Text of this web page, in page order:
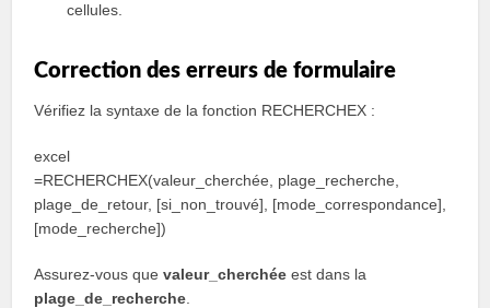
cellules.
Correction des erreurs de formulaire
Vérifiez la syntaxe de la fonction RECHERCHEX :
excel
=RECHERCHEX(valeur_cherchée, plage_recherche,
plage_de_retour, [si_non_trouvé], [mode_correspondance],
[mode_recherche])
Assurez-vous quevaleur_cherchée est dans la
plage_de_recherche